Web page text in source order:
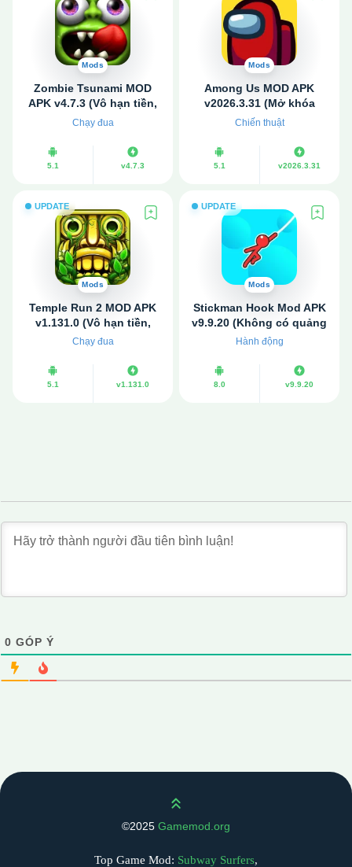
Mods
Zombie Tsunami MOD
APK v4.7.3 (Vô hạn tiền,
kim cương)
Chạy đua
5.1 v4.7.3
Mods
Among Us MOD APK
v2026.3.31 (Mở khóa
toàn bộ Skin)
Chiến thuật
5.1 v2026.3.31
UPDATE
Mods
Temple Run 2 MOD APK
v1.131.0 (Vô hạn tiền,
Full kim cương)
Chạy đua
5.1 v1.131.0
UPDATE
Mods
Stickman Hook Mod APK
v9.9.20 (Không có quảng
cáo, Mở khóa)
Hành động
8.0 v9.9.20
0 GÓP Ý
Scroll up
©2025 Gamemod.org
Top Game Mod: Subway Surfers,